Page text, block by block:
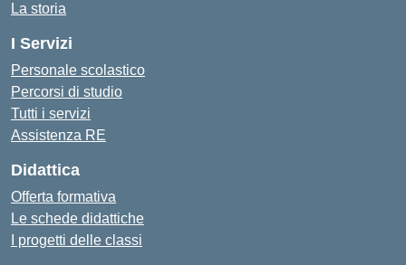
La storia
I Servizi
Personale scolastico
Percorsi di studio
Tutti i servizi
Assistenza RE
Didattica
Offerta formativa
Le schede didattiche
I progetti delle classi